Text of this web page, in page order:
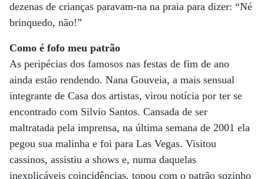
dezenas de crianças paravam-na na praia para dizer: “Né
brinquedo, não!”
Como é fofo meu patrão
As peripécias dos famosos nas festas de fim de ano
ainda estão rendendo. Nana Gouveia, a mais sensual
integrante de Casa dos artistas, virou notícia por ter se
encontrado com Silvio Santos. Cansada de ser
maltratada pela imprensa, na última semana de 2001 ela
pegou sua malinha e foi para Las Vegas. Visitou
cassinos, assistiu a shows e, numa daquelas
inexplicáveis coincidências, topou com o patrão sozinho